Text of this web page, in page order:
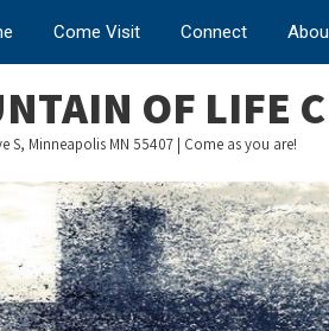
Come Visit Connect
OF LIFE
S, Minneapolis MN 55407 | Come as you are!